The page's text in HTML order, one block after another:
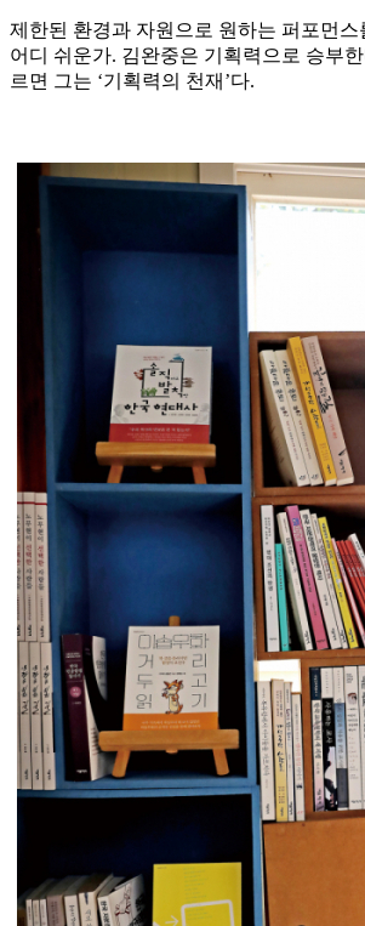
제한된 환경과 자원으로 원하는 퍼포먼스
어디 쉬운가. 김완중은 기획력으로 승부
르면 그는 ‘기획력의 천재’다.